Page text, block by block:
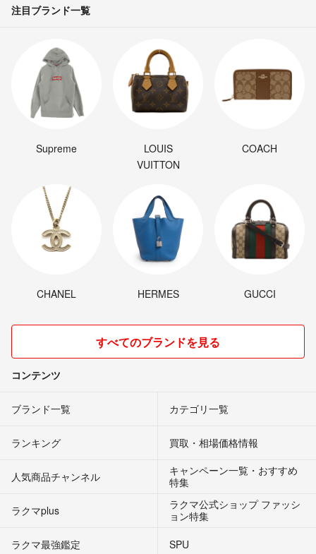
注目ブランド一覧
Supreme
LOUIS
VUITTON
COACH
CHANEL HERMES GUCCI
すべてのブランドを見る
コンテンツ
ブランド一覧 カテゴリ一覧
ランキング 買取・相場価格情報
人気商品チャンネル
キャンペーン一覧・おすすめ
特集
ラクマplus
ラクマ公式ショップ ファッシ
ョン特集
ラクマ最強鑑定
SPU